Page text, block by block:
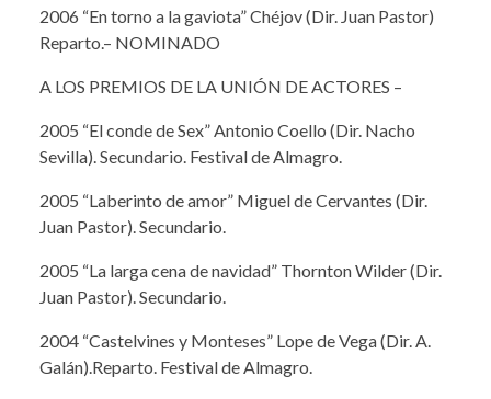
2006 “En torno a la gaviota” Chéjov (Dir. Juan Pastor)
Reparto.– NOMINADO
A LOS PREMIOS DE LA UNIÓN DE ACTORES –
2005 “El conde de Sex” Antonio Coello (Dir. Nacho
Sevilla). Secundario. Festival de Almagro.
2005 “Laberinto de amor” Miguel de Cervantes (Dir.
Juan Pastor). Secundario.
2005 “La larga cena de navidad” Thornton Wilder (Dir.
Juan Pastor). Secundario.
2004 “Castelvines y Monteses” Lope de Vega (Dir. A.
Galán).Reparto. Festival de Almagro.